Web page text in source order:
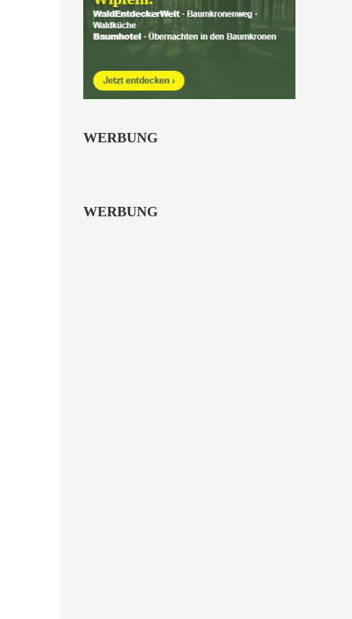
Kinder von 6 bis 10
Jahren.
WERBUNG
WERBUNG